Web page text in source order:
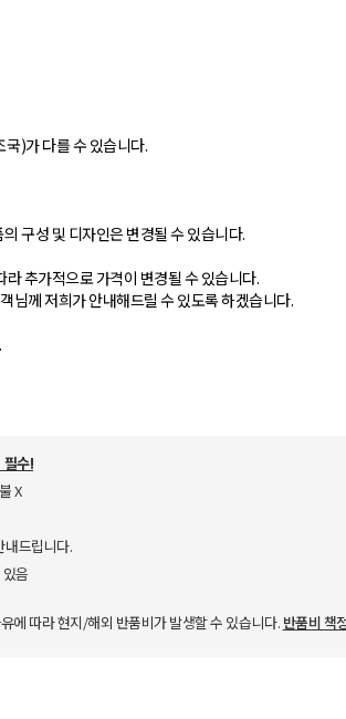
)가 다를 수 있습니다.
구성 및 디자인은 변경될 수 있습니다.
추가적으로 가격이 변경될 수 있습니다.
님께 저희가 안내해드릴 수 있도록 하겠습니다.
필수!
X
내드립니다.
음
에 따라 현지/해외 반품비가 발생할 수 있습니다. 반품비 책